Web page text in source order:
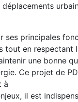
ses principales
tout en respectant
une bonne
Ce projet de
à
il est